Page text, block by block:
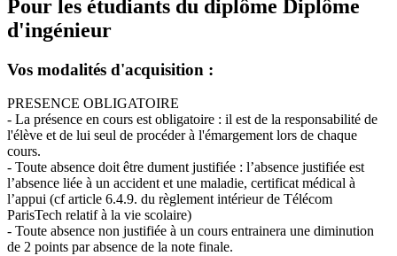
Pour les étudiants du diplôme Diplôme
d'ingénieur
Vos modalités d'acquisition :
PRESENCE OBLIGATOIRE
- La présence en cours est obligatoire : il est de la responsabilité de
l'élève et de lui seul de procéder à l'émargement lors de chaque
cours.
- Toute absence doit être dument justifiée : l’absence justifiée est
l’absence liée à un accident et une maladie, certificat médical à
l’appui (cf article 6.4.9. du règlement intérieur de Télécom
ParisTech relatif à la vie scolaire)
- Toute absence non justifiée à un cours entrainera une diminution
de 2 points par absence de la note finale.